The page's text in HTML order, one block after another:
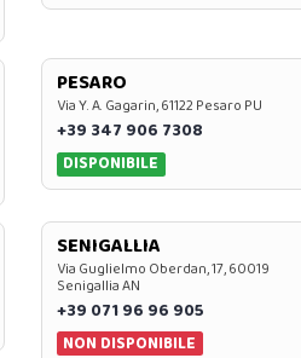
PESARO
Via Y. A. Gagarin, 61122 Pesaro PU
+39 347 906 7308
DISPONIBILE
SENIGALLIA
Via Guglielmo Oberdan, 17, 60019
Senigallia AN
+39 071 96 96 905
NON DISPONIBILE